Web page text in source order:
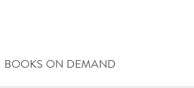
BOOKS ON DEMAND